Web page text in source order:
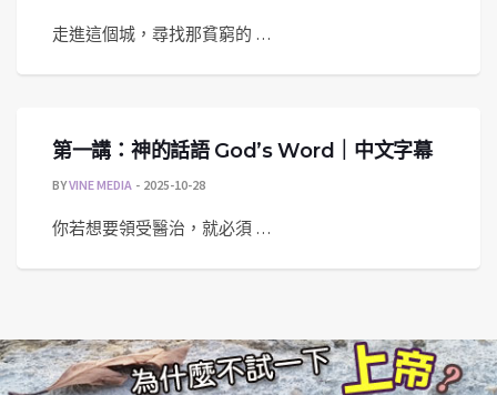
走進這個城，尋找那貧窮的 …
第一講：神的話語 God’s Word｜中文字幕
BYVINE MEDIA 2025-10-28
你若想要領受醫治，就必須 …